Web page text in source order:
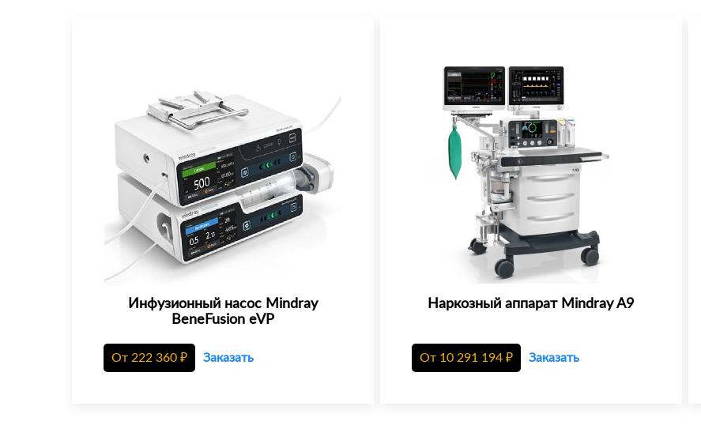
Инфузионный насос Mindray
BeneFusion eVP
От 222 360 ₽ Заказать
Наркозный аппарат Mindray A9
От 10 291 194 ₽ Заказать